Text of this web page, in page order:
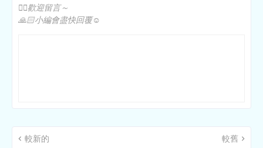
✍🏻歡迎留言～
🙏🏻小編會盡快回覆☺️
較新的 較舊